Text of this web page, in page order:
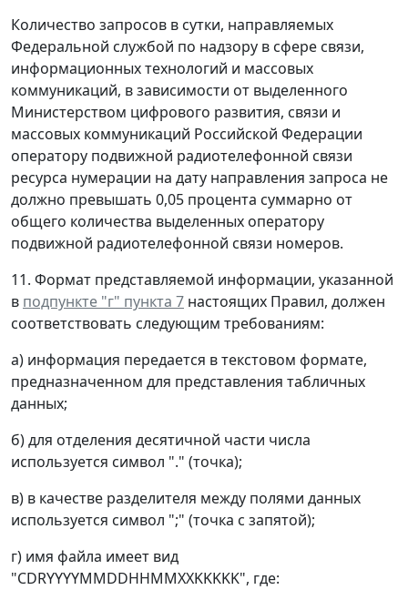
Количество запросов в сутки, направляемых
Федеральной службой по надзору в сфере связи,
информационных технологий и массовых
коммуникаций, в зависимости от выделенного
Министерством цифрового развития, связи и
массовых коммуникаций Российской Федерации
оператору подвижной радиотелефонной связи
ресурса нумерации на дату направления запроса не
должно превышать 0,05 процента суммарно от
общего количества выделенных оператору
подвижной радиотелефонной связи номеров.
11. Формат представляемой информации, указанной
в подпункте "г" пункта 7 настоящих Правил, должен
соответствовать следующим требованиям:
а) информация передается в текстовом формате,
предназначенном для представления табличных
данных;
б) для отделения десятичной части числа
используется символ "." (точка);
в) в качестве разделителя между полями данных
используется символ ";" (точка с запятой);
г) имя файла имеет вид
"CDRYYYYMMDDHHMMXXKKKKK", где: